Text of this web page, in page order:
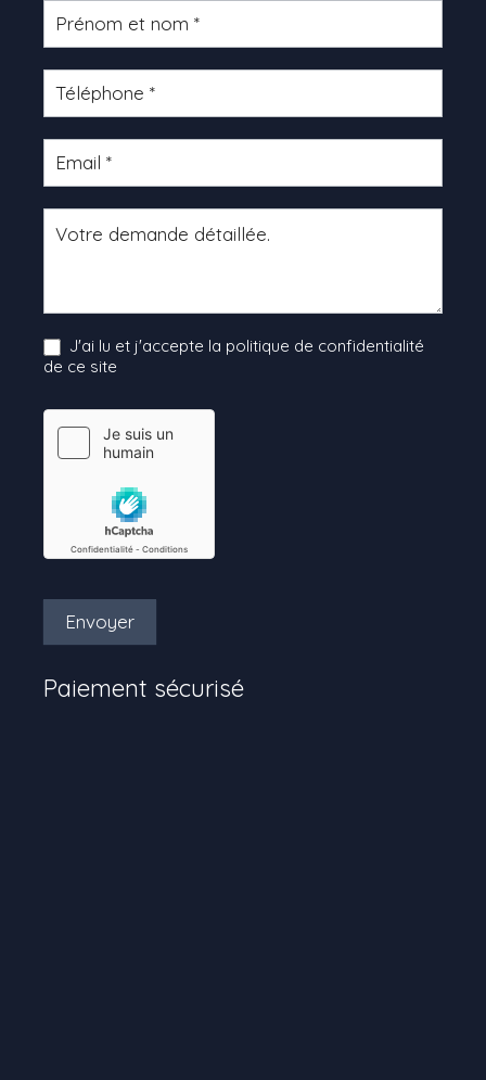
Formulaire
produit
J'ai lu et j'accepte la politique de confidentialité
de ce site
Envoyer
Paiement sécurisé